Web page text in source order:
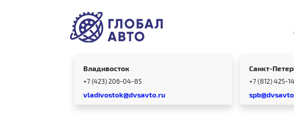
Владивосток
+7 (423) 206-04-85
vladivostok@dvsavto.ru
Санкт-
+7 (812) 425-